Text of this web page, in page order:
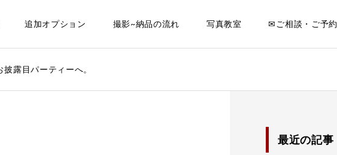
追加オプション 撮影~納品の流れ 写真教室 ✉ご相談・ご予約
露目パーティーへ。
最近の記事